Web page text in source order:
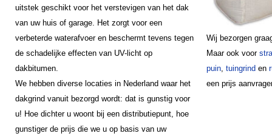
uitstek geschikt voor het verstevigen van het dak
van uw huis of garage. Het zorgt voor een
verbeterde waterafvoer en beschermt tevens tegen
de schadelijke effecten van UV-licht op
dakbitumen.
We hebben diverse locaties in Nederland waar het
dakgrind vanuit bezorgd wordt: dat is gunstig voor
u! Hoe dichter u woont bij een distributiepunt, hoe
gunstiger de prijs die we u op basis van uw
Wij bezorgen
Maar ook voor
puin, tuingrind en
een prijs